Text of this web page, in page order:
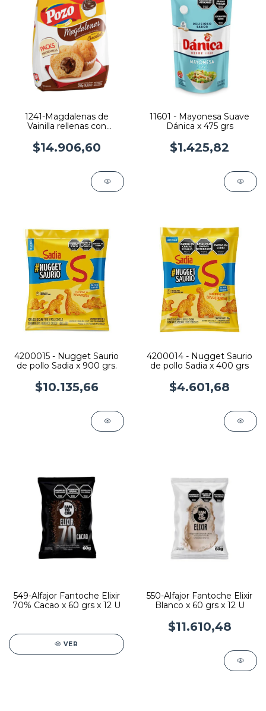
1241-Magdalenas de
Vainilla rellenas con
$14.906,60
11601 - Mayonesa Suave
Dánica x 475 grs
$1.425,82
4200015 - Nugget Saurio
de pollo Sadia x 900 grs.
$10.135,66
4200014 - Nugget Saurio
de pollo Sadia x 400 grs
$4.601,68
549-Alfajor Fantoche Elixir
70% Cacao x 60 grs x 12 U
VER
550-Alfajor Fantoche Elixir
Blanco x 60 grs x 12 U
$11.610,48